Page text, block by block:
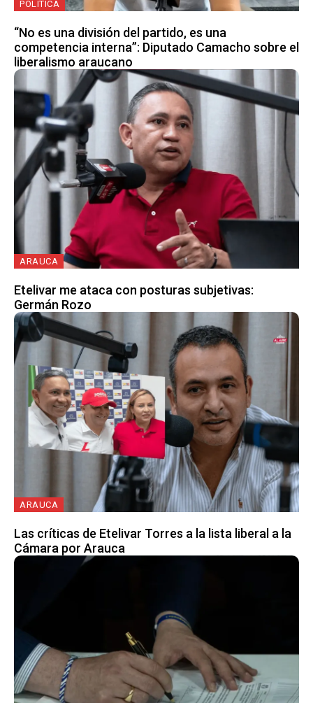
POLÍTICA
“No es una división del partido, es una
competencia interna”: Diputado Camacho sobre el
liberalismo araucano
ARAUCA
Etelivar me ataca con posturas subjetivas:
Germán Rozo
ARAUCA
Las críticas de Etelivar Torres a la lista liberal a la
Cámara por Arauca